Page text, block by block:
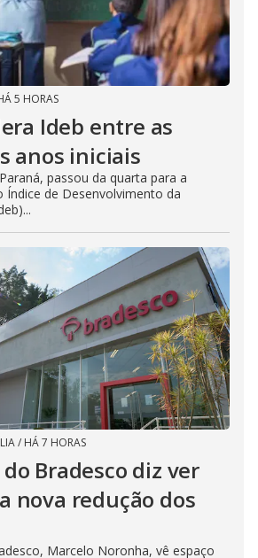
5 HORAS
Ideb entre as
anos iniciais
passou da quarta para a
Índice de Desenvolvimento da
/ HÁ 7 HORAS
Bradesco diz ver
nova redução dos
Marcelo Noronha, vê espaço